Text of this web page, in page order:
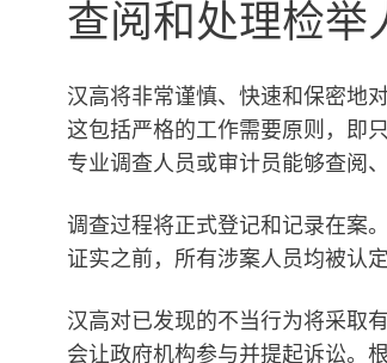
查阅和处理检举
汉高将非常谨慎、快速和保密地
这包括严格的工作需要原则，即
专业调查人员或审计员能够查阅
调查过程将正式登记和记录在案
证实之前，所有涉案人员均被认定
汉高对已发现的不当行为将采取
会让政府机构参与并提起诉讼。